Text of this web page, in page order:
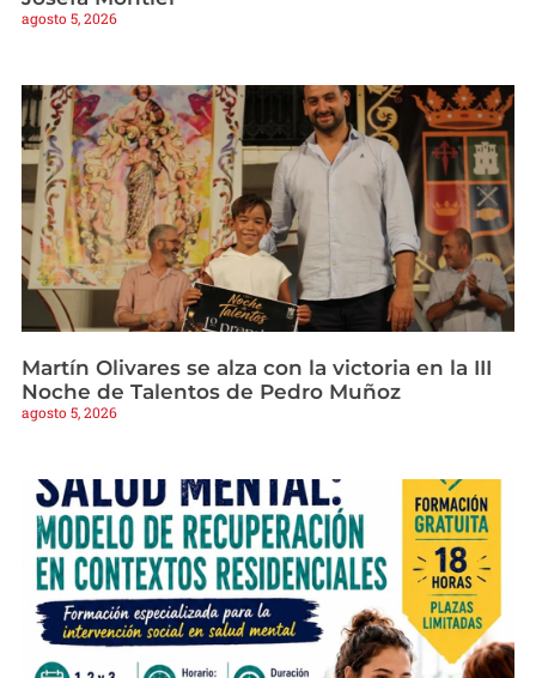
agosto 5, 2026
Martín Olivares se alza con la victoria en la III
Noche de Talentos de Pedro Muñoz
agosto 5, 2026